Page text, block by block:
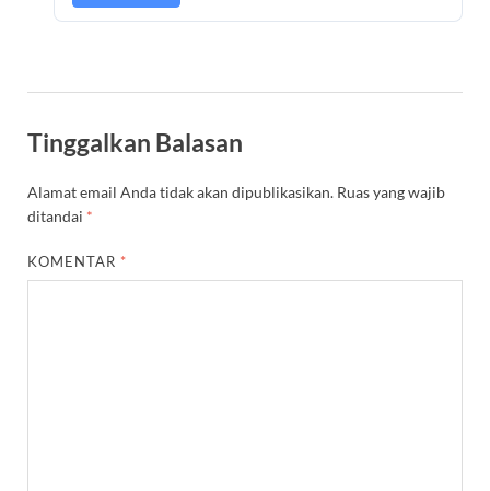
Tinggalkan Balasan
Alamat email Anda tidak akan dipublikasikan. Ruas yang wajib
ditandai *
KOMENTAR *